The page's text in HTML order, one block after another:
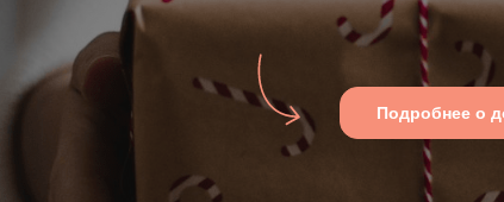
Подробнее о